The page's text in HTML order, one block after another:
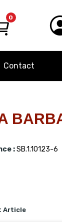
0
Contact
:SB.1.10123-6
Article